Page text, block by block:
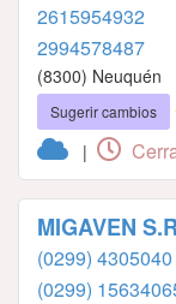
2615954932
2994578487
(8300) Neuquén
Sugerir cambios
|
MIGAVEN
(0299) 4305040
(0299)